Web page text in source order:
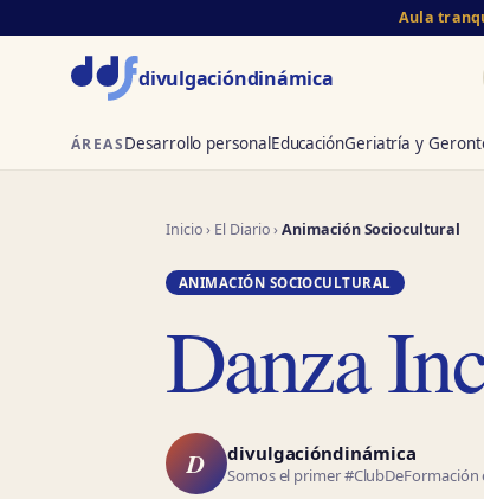
Aula
divulgacióndinámica
ÁREASDesarrollo personalEducaciónGeriatría y
Inicio› El Diario›Animación Sociocultural
ANIMACIÓN SOCIOCULTURAL
Danza
D divulgacióndinámica
Somos el primer #ClubDeFormación